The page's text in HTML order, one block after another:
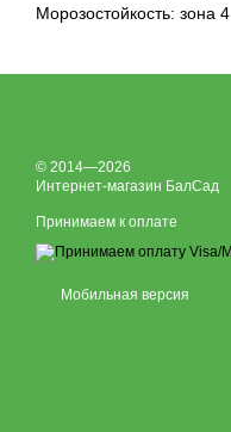
Морозостойкость: зона 4
© 2014—2026
Интернет-магазин БалСад
Принимаем к оплате
Мобильная версия